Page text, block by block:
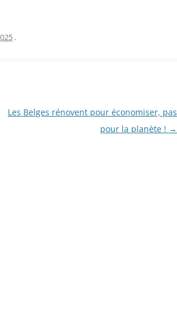
.
Les Belges rénovent pour économiser, pas
pour la planète ! →